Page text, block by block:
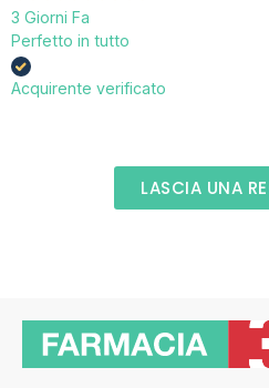
3 Giorni Fa
Perfetto in tutto
Acquirente verificato
LASCIA UNA